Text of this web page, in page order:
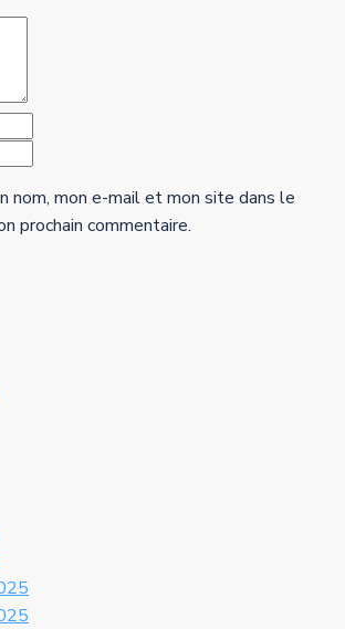
nom, mon e-mail et mon site dans le
prochain commentaire.